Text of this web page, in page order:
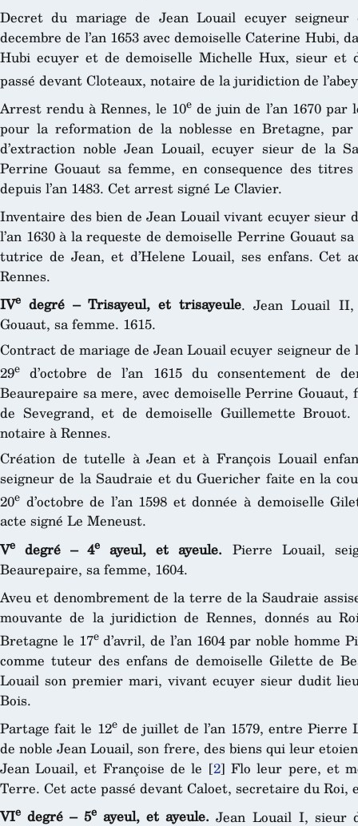
Decret du mariage de Jean Louail ecuyer
decembre de l’an 1653 avec demoiselle Caterine Hubi,
Hubi ecuyer et de demoiselle Michelle Hux, sieur et
passé devant Cloteaux, notaire de la juridiction de
Arrest rendu à Rennes, le 10e de juin de l’an 1670 par
pour la reformation de la noblesse en Bretagne,
d’extraction noble Jean Louail, ecuyer sieur de la
Perrine Gouaut sa femme, en consequence des
depuis l’an 1483. Cet arrest signé Le Clavier.
Inventaire des bien de Jean Louail vivant ecuyer sieur
l’an 1630 à la requeste de demoiselle Perrine Gouaut
tutrice de Jean, et d’Helene Louail, ses enfans. Cet
Rennes.
IVe degré – Trisayeul, et trisayeule. Jean Louail II,
Gouaut, sa femme. 1615.
Contract de mariage de Jean Louail ecuyer seigneur
29e d’octobre de l’an 1615 du consentement de
Beaurepaire sa mere, avec demoiselle Perrine
de Sevegrand, et de demoiselle Guillemette
notaire à Rennes.
Création de tutelle à Jean et à François Louail
seigneur de la Saudraie et du Guericher faite en la
20e d’octobre de l’an 1598 et donnée à demoiselle
acte signé Le Meneust.
Ve degré – 4e ayeul, et ayeule. Pierre Louail,
Beaurepaire, sa femme, 1604.
Aveu et denombrement de la terre de la Saudraie
mouvante de la juridiction de Rennes, donnés au
Bretagne le 17ed’avril, de l’an 1604 par noble homme
comme tuteur des enfans de demoiselle Gilette de
Louail son premier mari, vivant ecuyer sieur dudit
Bois.
Partage fait le 12ede juillet de l’an 1579, entre Pierre
de noble Jean Louail, son frere, des biens qui leur
Jean Louail, et Françoise de le [2] Flo leur pere, et
Terre. Cet acte passé devant Caloet, secretaire du Roi,
VIe degré – 5eayeul, et ayeule. Jean Louail I, sieur